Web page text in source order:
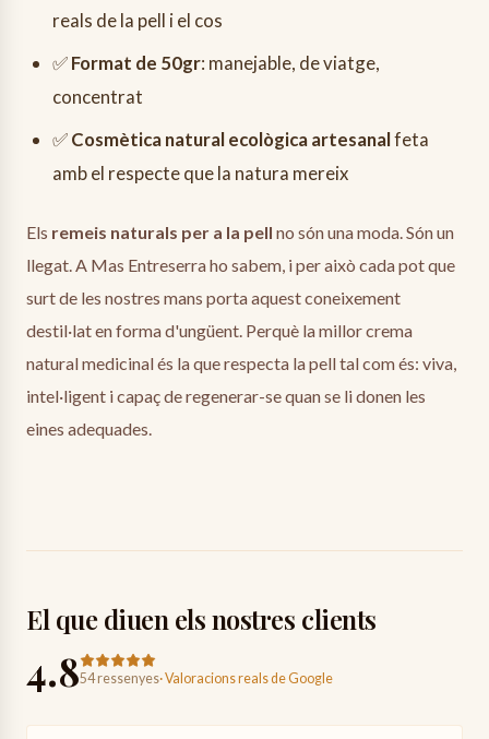
reals de la pell i el cos
✅Format de 50gr: manejable, de viatge,
concentrat
✅Cosmètica natural ecològica artesanalfeta
amb el respecte que la natura mereix
Els remeis naturals per a la pell no són una moda. Són un
llegat. A Mas Entreserra ho sabem, i per això cada pot que
surt de les nostres mans porta aquest coneixement
destil·lat en forma d'ungüent. Perquè la millor crema
natural medicinal és la que respecta la pell tal com és: viva,
intel·ligent i capaç de regenerar-se quan se li donen les
eines adequades.
El que diuen els nostres clients
4.854 ressenyes·Valoracions reals de Google